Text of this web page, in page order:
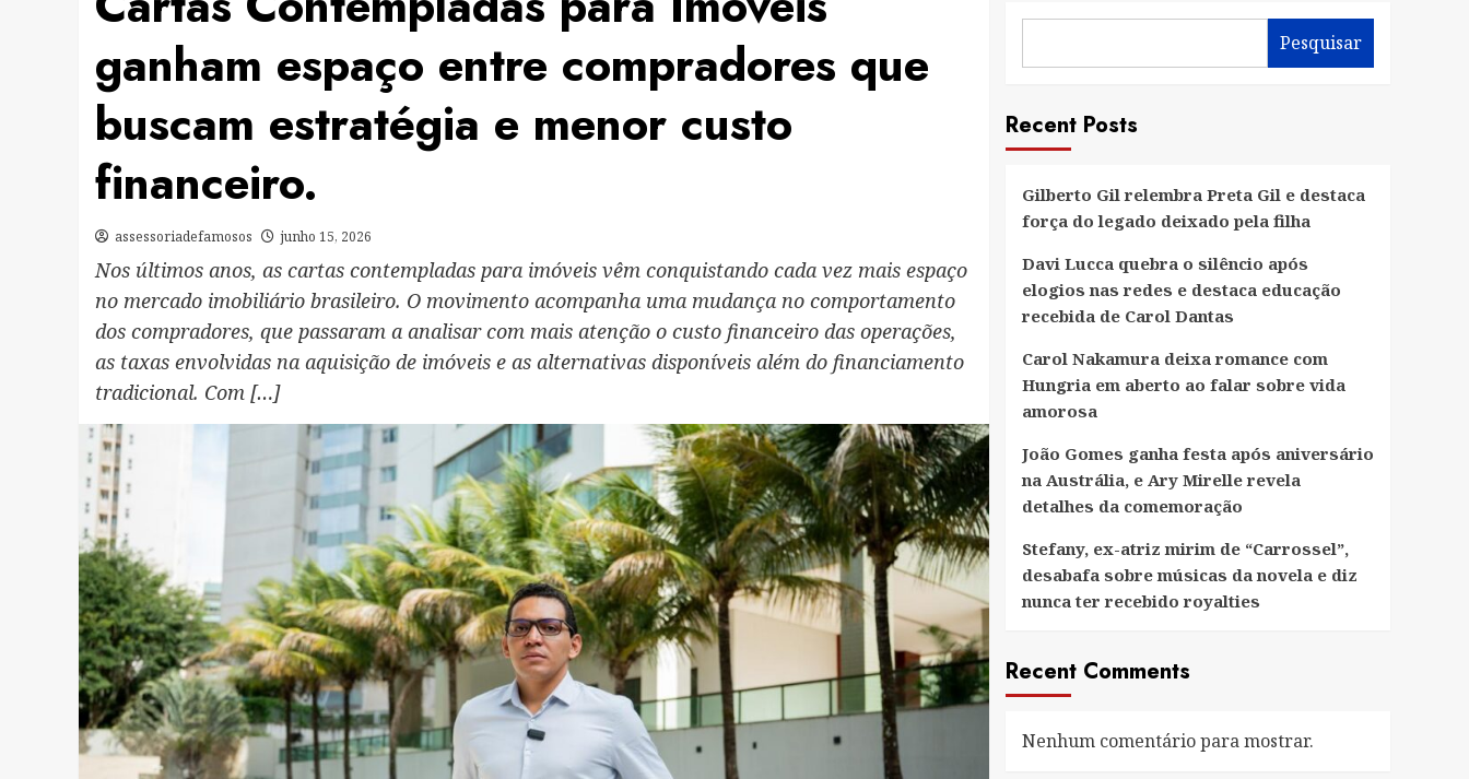
ganham espaço entre compradores que
buscam estratégia e menor custo
financeiro.
assessoriadefamosos junho 15, 2026
Nos últimos anos, as cartas contempladas para imóveis vêm conquistando cada vez mais espaço
no mercado imobiliário brasileiro. O movimento acompanha uma mudança no comportamento
dos compradores, que passaram a analisar com mais atenção o custo financeiro das operações,
as taxas envolvidas na aquisição de imóveis e as alternativas disponíveis além do financiamento
tradicional. Com […]
Pesquisar
Recent Posts
Gilberto Gil relembra Preta Gil e destaca
força do legado deixado pela filha
Davi Lucca quebra o silêncio após
elogios nas redes e destaca educação
recebida de Carol Dantas
Carol Nakamura deixa romance com
Hungria em aberto ao falar sobre vida
amorosa
João Gomes ganha festa após aniversário
na Austrália, e Ary Mirelle revela
detalhes da comemoração
Stefany, ex-atriz mirim de “Carrossel”,
desabafa sobre músicas da novela e diz
nunca ter recebido royalties
Recent Comments
Nenhum comentário para mostrar.